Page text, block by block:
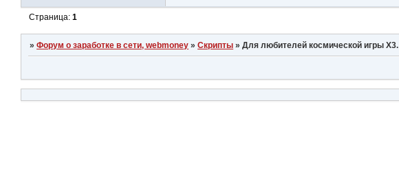
Страница:1
»Форум о заработке в сети, webmoney »Скрипты »Для любителей космической игры Х3.